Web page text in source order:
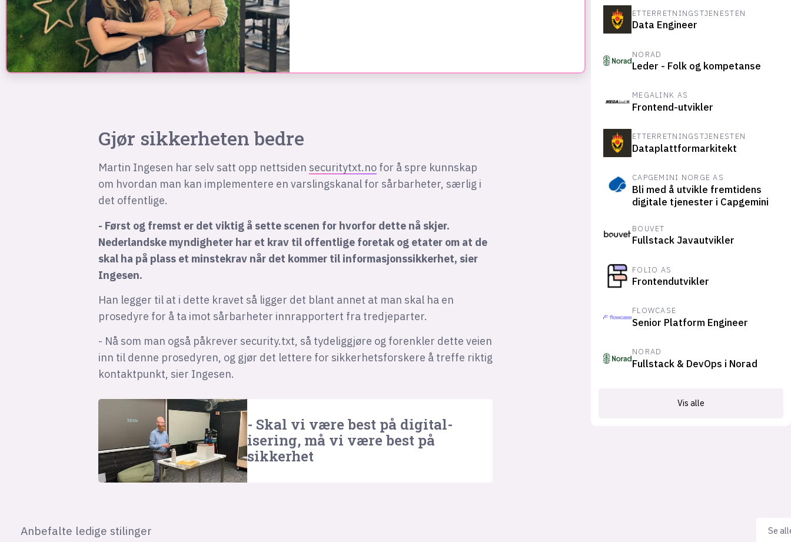
Gjør sikkerheten bedre
Martin Ingesen har selv satt opp nettsiden securitytxt.no for å spre kunnskap
om hvordan man kan implementere en varslingskanal for sårbarheter, særlig i
det offentlige.
- Først og fremst er det viktig å sette scenen for hvorfor dette nå skjer.
Nederlandske myndigheter har et krav til offentlige foretak og etater om at de
skal ha på plass et minstekrav når det kommer til informasjonssikkerhet, sier
Ingesen.
Han legger til at i dette kravet så ligger det blant annet at man skal ha en
prosedyre for å ta imot sårbarheter innrapportert fra tredjeparter.
- Nå som man også påkrever security.txt, så tydeliggjøre og forenkler dette veien
inn til denne prosedyren, og gjør det lettere for sikkerhetsforskere å treffe riktig
kontaktpunkt, sier Ingesen.
- Skal vi være best på digital­
isering, må vi være best på
sikkerhet
Anbefalte ledige stilinger Se
ETTERRETNINGSTJENESTEN
Data Engineer
NORAD
Leder - Folk og kompetanse
MEGALINK AS
Frontend-utvikler
ETTERRETNINGSTJENESTEN
Dataplattformarkitekt
CAPGEMINI NORGE AS
Bli med å utvikle fremtidens
digitale tjenester i Capgemini
BOUVET
Fullstack Javautvikler
FOLIO AS
Frontendutvikler
FLOWCASE
Senior Platform Engineer
NORAD
Fullstack & DevOps i Norad
Vis alle